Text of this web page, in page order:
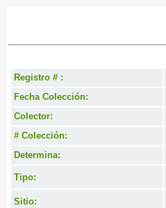
Registro # :
Fecha Colección:
Colector:
# Colección:
Determina:
Tipo:
Sitio: